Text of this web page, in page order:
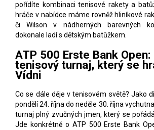
pořídíte kombinaci tenisové rakety a
hráče v nabídce máme rovněž hliníkové
či Wilson v nádherných barevných
dokonale ladí s dětským batůžkem.
ATP 500 Erste Bank
tenisový turnaj, který se
Vídni
Co se dále děje v tenisovém světě? Jako
pondělí 24. října do neděle 30. října
turnaj plný zvučných jmen, který se
Jde konkrétně o ATP 500 Erste Bank